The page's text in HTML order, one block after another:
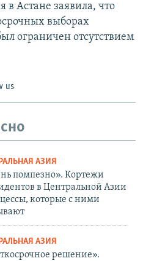
в Астане заявила, что
выборах
ограничен отсутствием
us
АЗИЯ
помпезно». Кортежи
в Центральной Азии
которые с ними
АЗИЯ
решение».